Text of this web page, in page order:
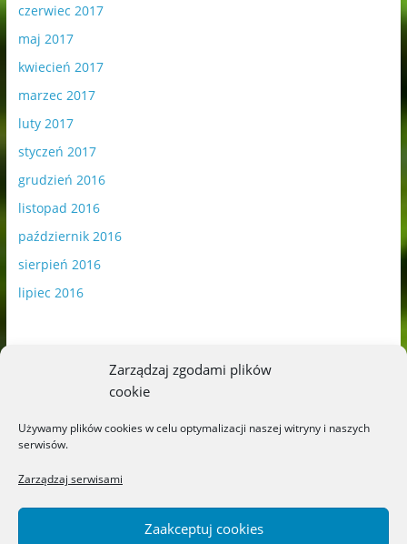
Zarządzaj zgodami plików
cookie
Używamy plików cookies w celu optymalizacji naszej witryny i naszych
serwisów.
Zarządzaj serwisami
Zaakceptuj cookies
czerwiec 2017
maj 2017
kwiecień 2017
marzec 2017
luty 2017
styczeń 2017
grudzień 2016
listopad 2016
październik 2016
sierpień 2016
lipiec 2016